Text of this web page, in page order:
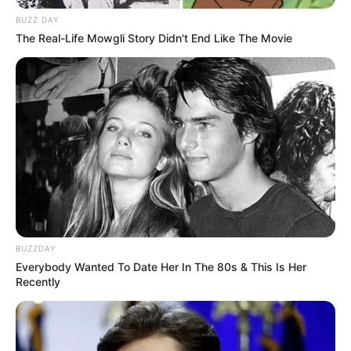
BUZZ DAY
The Real-Life Mowgli Story Didn't End Like The Movie
BUZZDAY
Everybody Wanted To Date Her In The 80s & This Is Her
Recently